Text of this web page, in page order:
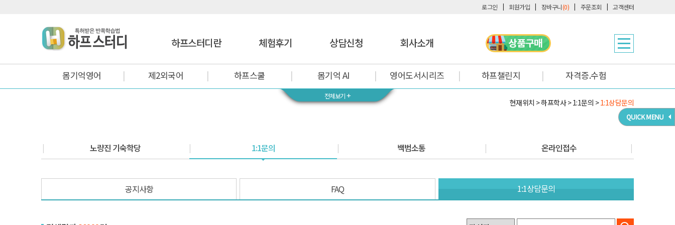
고객센터
주문조회
장바구니(0)
회원가입
로그인
하프스터디란 체험후기 상담신청 회사소개
몸기억영어 제2외국어 하프스쿨 몸기억 AI 영어도서시리즈 하프챌린지 자격증.수험
전체보기+
현재위치 > 하프학사 > 1:1문의 >1:1상담문의
노량진 기숙학당 1:1문의 백범소통 온라인접수
공지사항 FAQ 1:1상담문의